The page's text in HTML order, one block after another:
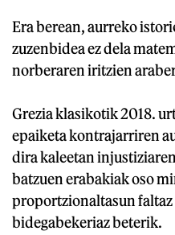
Era berean, aurreko
zuzenbidea ez dela
norberaren iritzien
Grezia klasikotik 2018.
epaiketa kontrajarriren
dira kaleetan
batzuen erabakiak oso
proportzionaltasun
bidegabekeriaz beterik.